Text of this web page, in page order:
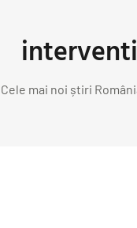
Cele mai noi știri